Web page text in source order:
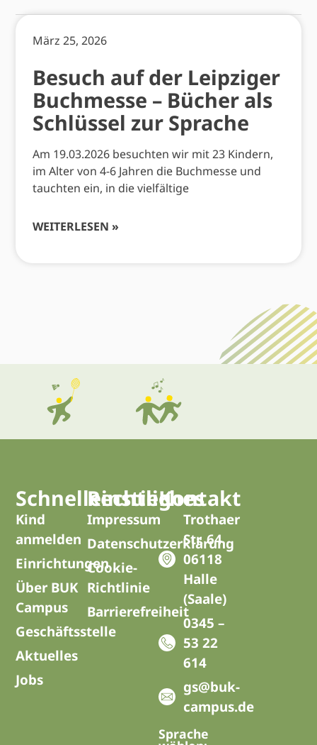
März 25, 2026
Besuch auf der Leipziger
Buchmesse – Bücher als
Schlüssel zur Sprache
Am 19.03.2026 besuchten wir mit 23 Kindern,
im Alter von 4-6 Jahren die Buchmesse und
tauchten ein, in die vielfältige
WEITERLESEN »
Schnelleinstieg
Kind
anmelden
Einrichtungen
Über BUK
Campus
Geschäftsstelle
Aktuelles
Jobs
Rechtliches
Impressum
Datenschutzerklärung
Cookie-
Richtlinie
Barrierefreiheit
Kontakt
Trothaer
Str. 64
06118
Halle
(Saale)
0345 –
53 22
614
gs@buk-
campus.de
Sprache